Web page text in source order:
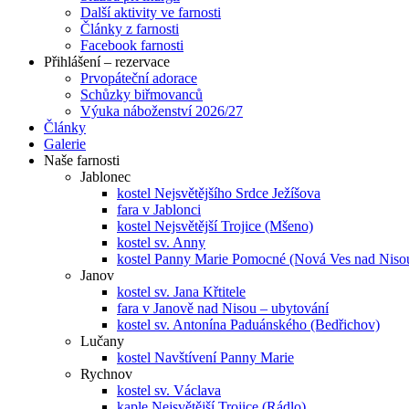
Další aktivity ve farnosti
Články z farnosti
Facebook farnosti
Přihlášení – rezervace
Prvopáteční adorace
Schůzky biřmovanců
Výuka náboženství 2026/27
Články
Galerie
Naše farnosti
Jablonec
kostel Nejsvětějšího Srdce Ježíšova
fara v Jablonci
kostel Nejsvětější Trojice (Mšeno)
kostel sv. Anny
kostel Panny Marie Pomocné (Nová Ves nad
Janov
kostel sv. Jana Křtitele
fara v Janově nad Nisou – ubytování
kostel sv. Antonína Paduánského (Bedřichov)
Lučany
kostel Navštívení Panny Marie
Rychnov
kostel sv. Václava